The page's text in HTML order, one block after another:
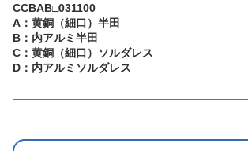
CCBAB□031100
A：黄銅（細口）半田
B：内アルミ半田
C：黄銅（細口）ソルダレス
D：内アルミソルダレス